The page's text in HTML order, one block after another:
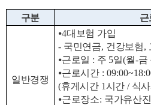
구분 근
일반경쟁
⦁4대보험 가입
- 국민연금, 건강보험,
⦁근로일 : 주 5일(월-금
⦁근로시간 :
(휴게시간 1시간 / 식
⦁근로장소: 국가유산